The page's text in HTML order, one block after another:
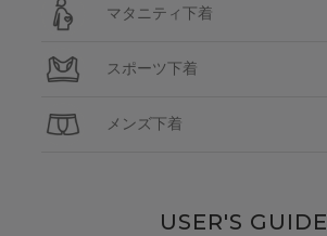
マタニティ下着
スポーツ下着
メンズ下着
USER'S GUIDE